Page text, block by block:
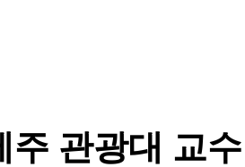
주 관광대 교